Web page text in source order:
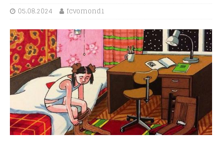
05.08.2024 fcvomond1